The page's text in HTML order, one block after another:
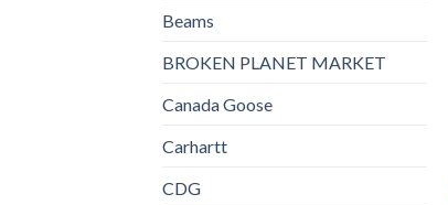
Beams
BROKEN PLANET MARKET
Canada Goose
Carhartt
CDG